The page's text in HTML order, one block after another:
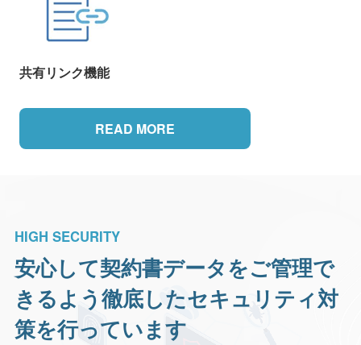
共有リンク機能
READ MORE
HIGH SECURITY
安心して契約書データをご管理で
きるよう徹底したセキュリティ対
策を行っています